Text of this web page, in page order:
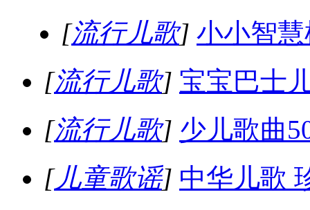
[流行儿歌] 小小智
[流行儿歌] 宝宝巴士
[流行儿歌] 少儿歌曲
[儿童歌谣] 中华儿歌